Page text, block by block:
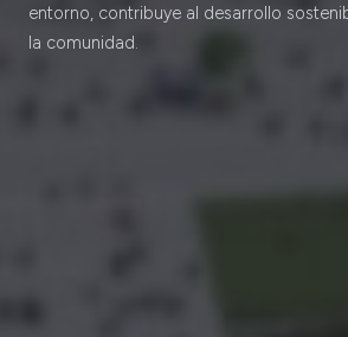
entorno, contribuye al desarrollo
la comunidad.